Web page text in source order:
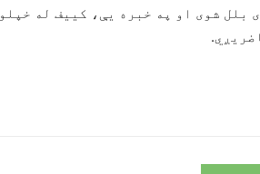
بلل شوی او په خبره یې، کییف له خپلو